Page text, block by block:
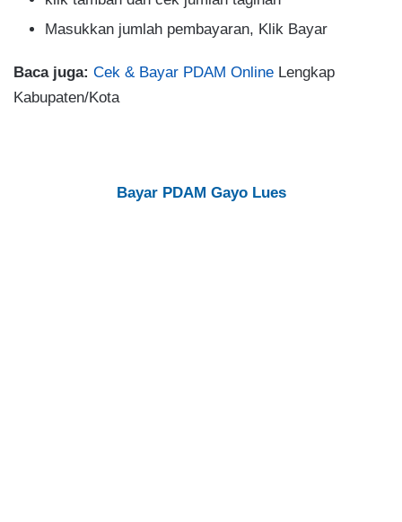
Masukkan jumlah pembayaran, Klik Bayar
Baca juga: Cek & Bayar PDAM Online Lengkap
Kabupaten/Kota
Bayar PDAM Gayo Lues